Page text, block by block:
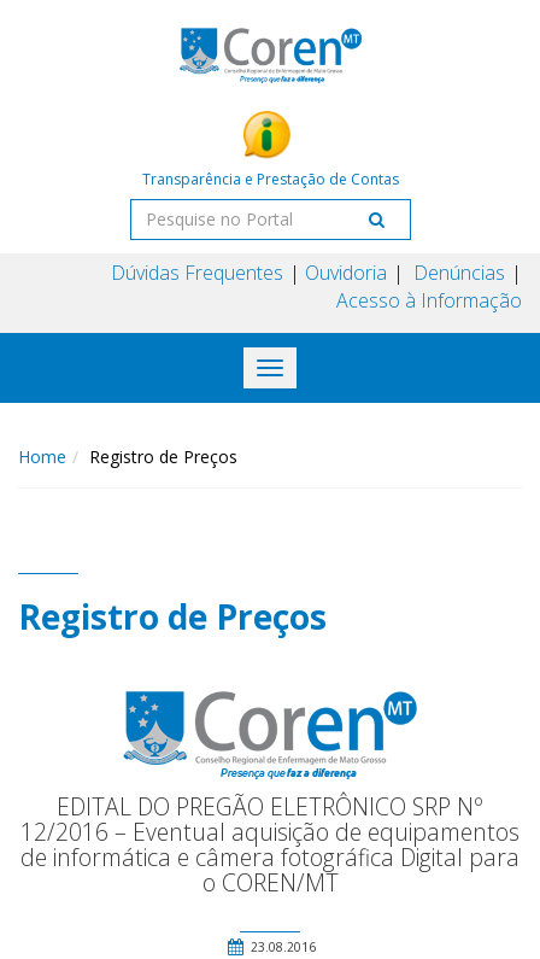
Transparência e Prestação de Contas
Dúvidas Frequentes Ouvidoria
Denúncias
Acesso à Informação
Toggle
navigation
Home Registro de Preços
Registro de Preços
EDITAL DO PREGÃO ELETRÔNICO SRP Nº
12/2016 – Eventual aquisição de equipamentos
de informática e câmera fotográfica Digital para
o COREN/MT
23.08.2016